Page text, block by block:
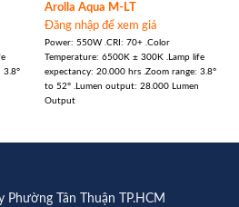
3.8°
Arolla Aqua M-LT
Đăng nhập để xem giá
Power: 550W .CRI: 70+ .Color
Temperature: 6500K ± 300K .Lamp life
expectancy: 20.000 hrs .Zoom range: 3.8°
to 52° .Lumen output: 28.000 Lumen
Output
Phường Tân Thuận TP.HCM